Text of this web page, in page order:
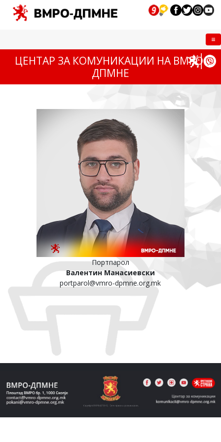
ЦЕНТАР ЗА КОМУНИКАЦИИ НА ВМРО-
ДПМНЕ
Портпарол
Валентин Манасиевски
portparol@vmro-dpmne.org.mk